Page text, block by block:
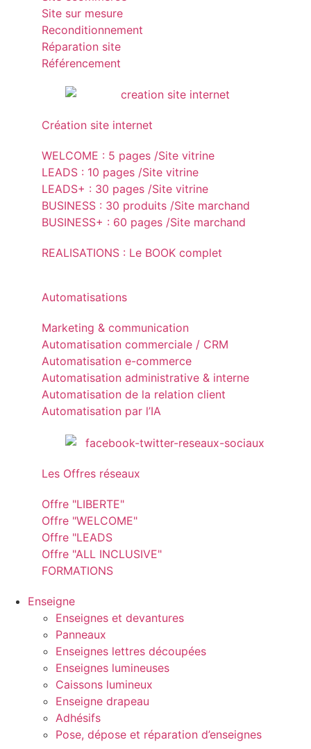
Site sur mesure
Reconditionnement
Réparation site
Référencement
Création site internet
WELCOME : 5 pages /Site vitrine
LEADS : 10 pages /Site vitrine
LEADS+ : 30 pages /Site vitrine
BUSINESS : 30 produits /Site marchand
BUSINESS+ : 60 pages /Site marchand
REALISATIONS : Le BOOK complet
Automatisations
Marketing & communication
Automatisation commerciale / CRM
Automatisation e-commerce
Automatisation administrative & interne
Automatisation de la relation client
Automatisation par l’IA
Les Offres réseaux
Offre "LIBERTE"
Offre "WELCOME"
Offre "LEADS
Offre "ALL INCLUSIVE"
FORMATIONS
Enseigne
Enseignes et devantures
Panneaux
Enseignes lettres découpées
Enseignes lumineuses
Caissons lumineux
Enseigne drapeau
Adhésifs
Pose, dépose et réparation d’enseignes